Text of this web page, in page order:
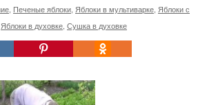
Печеные яблоки Яблоки в мультиварке Яблоки с
Яблоки в духовке Сушка в духовке